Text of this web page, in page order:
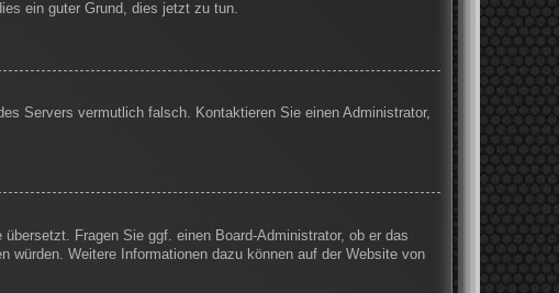
ein guter Grund, dies jetzt zu tun.
Servers vermutlich falsch. Kontaktieren Sie einen Administrator,
Fragen Sie ggf. einen Board-Administrator, ob er das
Weitere Informationen dazu können auf der Website von